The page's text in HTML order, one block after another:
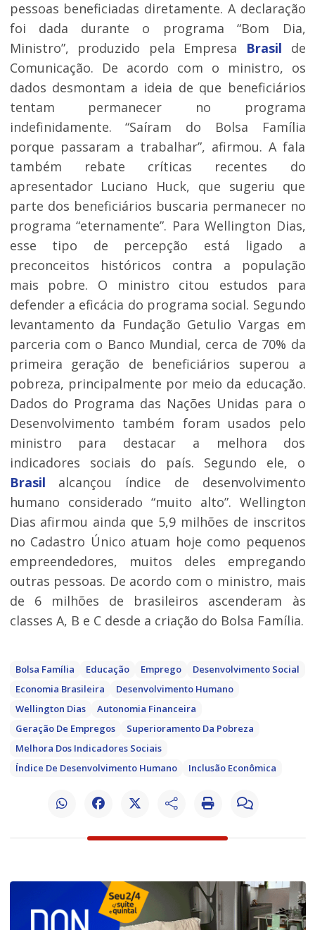
pessoas beneficiadas diretamente. A declaração
foi dada durante o programa “Bom Dia,
Ministro”, produzido pela Empresa Brasil de
Comunicação. De acordo com o ministro, os
dados desmontam a ideia de que beneficiários
tentam permanecer no programa
indefinidamente. “Saíram do Bolsa Família
porque passaram a trabalhar”, afirmou. A fala
também rebate críticas recentes do
apresentador Luciano Huck, que sugeriu que
parte dos beneficiários buscaria permanecer no
programa “eternamente”. Para Wellington Dias,
esse tipo de percepção está ligado a
preconceitos históricos contra a população
mais pobre. O ministro citou estudos para
defender a eficácia do programa social. Segundo
levantamento da Fundação Getulio Vargas em
parceria com o Banco Mundial, cerca de 70% da
primeira geração de beneficiários superou a
pobreza, principalmente por meio da educação.
Dados do Programa das Nações Unidas para o
Desenvolvimento também foram usados pelo
ministro para destacar a melhora dos
indicadores sociais do país. Segundo ele, o
Brasil alcançou índice de desenvolvimento
humano considerado “muito alto”. Wellington
Dias afirmou ainda que 5,9 milhões de inscritos
no Cadastro Único atuam hoje como pequenos
empreendedores, muitos deles empregando
outras pessoas. De acordo com o ministro, mais
de 6 milhões de brasileiros ascenderam às
classes A, B e C desde a criação do Bolsa Família.
Bolsa Família Educação Emprego
Desenvolvimento Social
Economia Brasileira
Desenvolvimento Humano
Wellington Dias
Autonomia Financeira
Geração De Empregos
Superioramento Da Pobreza
Melhora Dos Indicadores Sociais
Índice De Desenvolvimento Humano
Inclusão Econômica